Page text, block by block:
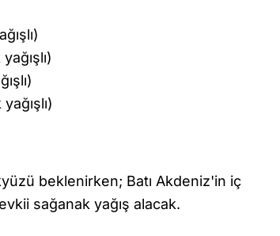
beklenirken; Batı Akdeniz'in iç
sağanak yağış alacak.